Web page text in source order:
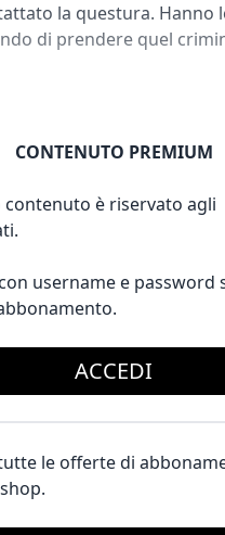
la questura. Hanno
di prendere quel
CONTENUTO PREMIUM
contenuto è riservato agli
username e password
ACCEDI
le offerte di